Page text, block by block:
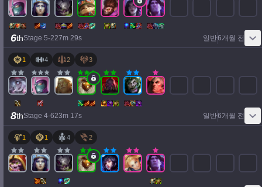
6thStage 5-227m 29s 일반6개월 전
1 4 2 3
8thStage 4-623m 17s 일반6개월 전
1 1 4 2